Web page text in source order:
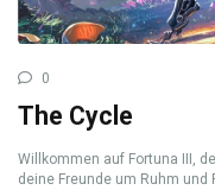
0
The Cycle
Willkommen auf Fortuna III,
deine Freunde um Ruhm und